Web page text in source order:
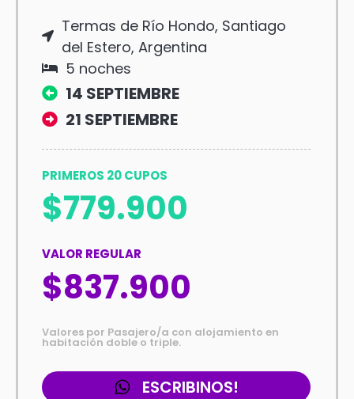
Termas de Río Hondo, Santiago
del Estero, Argentina
5 noches
14 SEPTIEMBRE
21 SEPTIEMBRE
PRIMEROS 20 CUPOS
$779.900
VALOR REGULAR
$837.900
Valores por Pasajero/a con alojamiento en
habitación doble o triple.
ESCRIBINOS!